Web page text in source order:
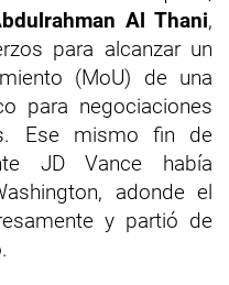
Al Thani,
para alcanzar un
(MoU) de una
para negociaciones
Ese mismo fin de
JD Vance había
adonde el
y partió de